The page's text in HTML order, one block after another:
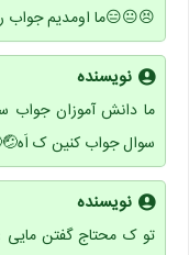
😣😐😑ما اومدیم جواب
نویسنده
ما دانش آموزان جواب
سوال جواب کنین ک
نویسنده
تو ک محتاج گفتن مایی